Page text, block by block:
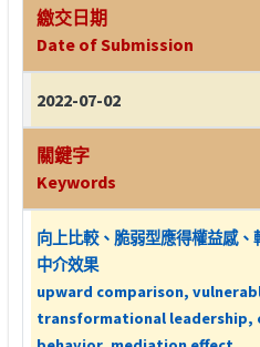
繳交日期
Date of Submission
2022-07-02
關鍵字
Keywords
向上比較、脆弱型應得權益感、
中介效果
upward comparison,
transformational leadership,